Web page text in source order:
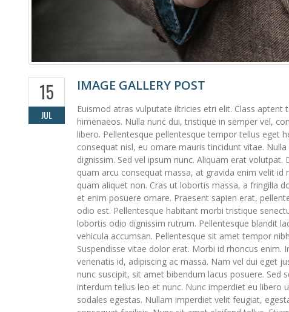
15
JUL
IMAGE GALLERY POST
Euismod atras vulputate iltricies etri elit. Class
himenaeos. Nulla nunc dui, tristique in semper vel,
libero. Pellentesque pellentesque tempor tellus eget
consequat nisl, eu ornare mauris tincidunt vitae.
dignissim. Sed vel ipsum nunc. Aliquam erat
quam arcu consequat massa, at gravida enim velit
quam aliquet non. Cras ut lobortis massa, a fringilla
et enim posuere ornare. Praesent sapien erat,
odio est. Pellentesque habitant morbi tristique
lobortis odio dignissim rutrum. Pellentesque blandit
vehicula accumsan. Pellentesque sit amet tempor
Suspendisse vitae dolor erat. Morbi id rhoncus
venenatis id, adipiscing ac massa. Nam vel dui eget
nunc suscipit, sit amet bibendum lacus posuere.
interdum tellus leo et nunc. Nunc imperdiet eu libero
sodales egestas. Nullam imperdiet velit feugiat,